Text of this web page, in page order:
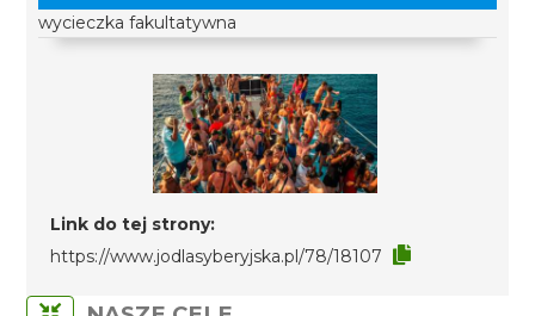
wycieczka fakultatywna
Link do tej strony:
https://www.jodlasyberyjska.pl/78/18107